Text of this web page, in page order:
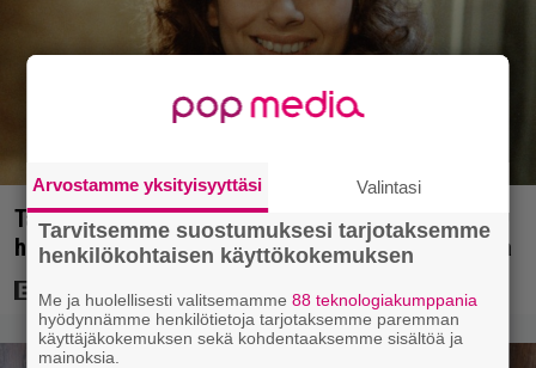
Tänän tv:ssä: Esko Salminen ja Satu Silvo tekevät
hienot pääroolit vuoden 1984 menestyselokuvassa
Arvostamme yksityisyyttäsi Valintasi
Tarvitsemme suostumuksesi tarjotaksemme
henkilökohtaisen käyttökokemuksen
Me ja huolellisesti valitsemamme88 teknologiakumppania
hyödynnämme henkilötietoja tarjotaksemme paremman
käyttäjäkokemuksen sekä kohdentaaksemme sisältöä ja
mainoksia.